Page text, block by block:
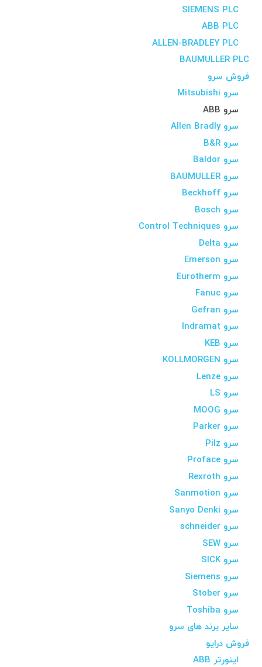
SIEMENS PLC
ABB PLC
ALLEN-BRADLEY PLC
BAUMULLER PLC
فروش سرو
سرو Mitsubishi
سرو ABB
سرو Allen Bradly
سرو B&R
سرو Baldor
سرو BAUMULLER
سرو Beckhoff
سرو Bosch
سرو Control Techniques
سرو Delta
سرو Emerson
سرو Eurotherm
سرو Fanuc
سرو Gefran
سرو Indramat
سرو KEB
سرو KOLLMORGEN
سرو Lenze
سرو LS
سرو MOOG
سرو Parker
سرو Pilz
سرو Proface
سرو Rexroth
سرو Sanmotion
سرو Sanyo Denki
سرو schneider
سرو SEW
سرو SICK
سرو Siemens
سرو Stober
سرو Toshiba
سایر برند های سرو
فروش درایو
اینورتر ABB